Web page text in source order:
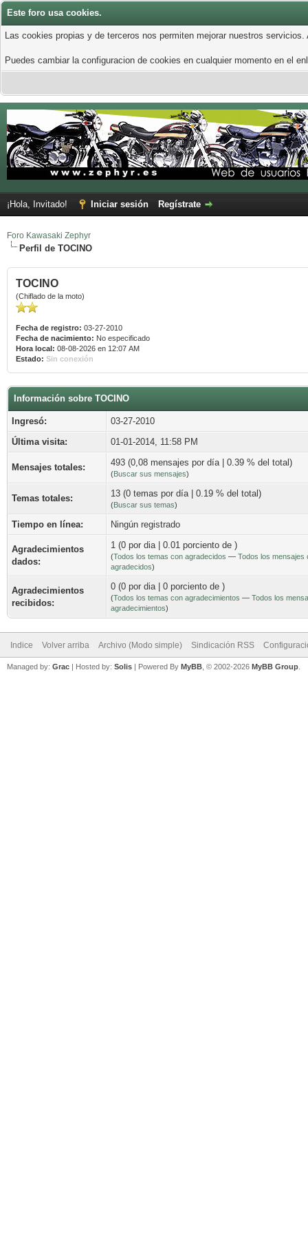
Este foro usa cookies.
Las cookies propias y de terceros nos permiten mejorar nuestros
Puedes cambiar la configuracion de cookies en cualquier momento en el
¡Hola, Invitado! Iniciar sesión Regístrate
Foro Kawasaki Zephyr
Perfil de TOCINO
TOCINO
(Chiflado de la moto)
Fecha de registro: 03-27-2010
Fecha de nacimiento: No especificado
Hora local: 08-08-2026 en 12:07 AM
Estado: Sin conexión
Información sobre TOCINO
Ingresó:
03-27-2010
Última visita:
01-01-2014, 11:58 PM
Mensajes totales: 493 (0,08 mensajes por día | 0.39 % del total)
(Buscar sus mensajes)
Temas totales: 13 (0 temas por día | 0.19 % del total)
(Buscar sus temas)
Tiempo en línea: Ningún registrado
Agradecimientos
dados:
1 (0 por dia | 0.01 porciento de )
(Todos los temas con agradecidos — Todos los mensajes
agradecidos)
Agradecimientos
recibidos:
0 (0 por dia | 0 porciento de )
(Todos los temas con agradecimientos — Todos los
agradecimientos)
Indice Volver arriba Archivo (Modo simple) Sindicación RSS
Managed by: Grac | Hosted by: Solis | Powered By MyBB , © 2002-2026 MyBB Group